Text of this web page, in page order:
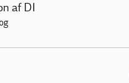
af DI